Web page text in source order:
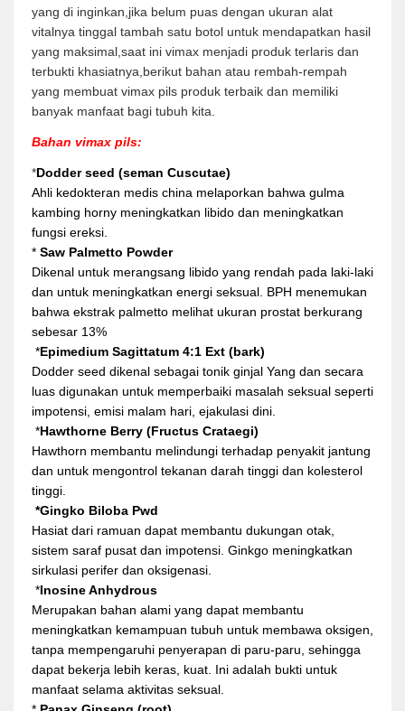
yang di inginkan,jika belum puas dengan ukuran alat
vitalnya tinggal tambah satu botol untuk mendapatkan hasil
yang maksimal,saat ini vimax menjadi produk terlaris dan
terbukti khasiatnya,berikut bahan atau rembah-rempah
yang membuat vimax pils produk terbaik dan memiliki
banyak manfaat bagi tubuh kita.
Bahan vimax pils:
*Dodder seed (seman Cuscutae)
Ahli kedokteran medis china melaporkan bahwa gulma
kambing horny meningkatkan libido dan meningkatkan
fungsi ereksi.
* Saw Palmetto Powder
Dikenal untuk merangsang libido yang rendah pada laki-laki
dan untuk meningkatkan energi seksual. BPH menemukan
bahwa ekstrak palmetto melihat ukuran prostat berkurang
sebesar 13%
*Epimedium Sagittatum 4:1 Ext (bark)
Dodder seed dikenal sebagai tonik ginjal Yang dan secara
luas digunakan untuk memperbaiki masalah seksual seperti
impotensi, emisi malam hari, ejakulasi dini.
*Hawthorne Berry (Fructus Crataegi)
Hawthorn membantu melindungi terhadap penyakit jantung
dan untuk mengontrol tekanan darah tinggi dan kolesterol
tinggi.
*Gingko Biloba Pwd
Hasiat dari ramuan dapat membantu dukungan otak,
sistem saraf pusat dan impotensi. Ginkgo meningkatkan
sirkulasi perifer dan oksigenasi.
*Inosine Anhydrous
Merupakan bahan alami yang dapat membantu
meningkatkan kemampuan tubuh untuk membawa oksigen,
tanpa mempengaruhi penyerapan di paru-paru, sehingga
dapat bekerja lebih keras, kuat. Ini adalah bukti untuk
manfaat selama aktivitas seksual.